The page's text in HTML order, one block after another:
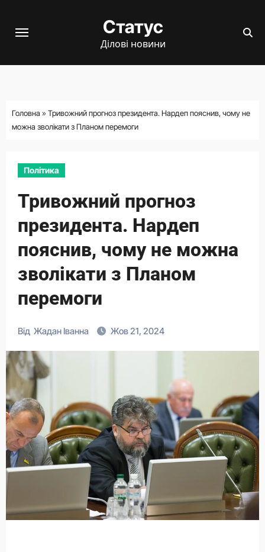
Статус
Ділові новини
Головна » Тривожний прогноз президента. Нардеп пояснив, чому не
можна зволікати з Планом перемоги
Політика
Тривожний прогноз
президента. Нардеп
пояснив, чому не можна
зволікати з Планом
перемоги
Від Жадан Іванна Жов 21, 2024